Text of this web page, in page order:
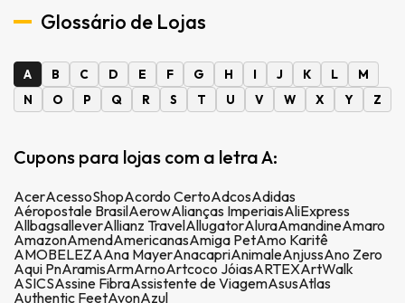
Glossário de Lojas
A B C D E F G H I J K L
M
N
O P Q R S T U V W X Y Z
Cupons para lojas com a letra A:
AcerAcessoShopAcordo CertoAdcosAdidas
Aéropostale BrasilAerowAlianças ImperiaisAliExpress
AllbagsalleverAllianz TravelAllugatorAluraAmandineAmaro
AmazonAmendAmericanasAmiga PetAmo Karitê
AMOBELEZAAna MayerAnacapriAnimaleAnjussAno Zero
Aqui PnAramisArmArnoArtcoco JóiasARTEXArtWalk
ASICSAssine FibraAssistente de ViagemAsusAtlas
Authentic FeetAvonAzul